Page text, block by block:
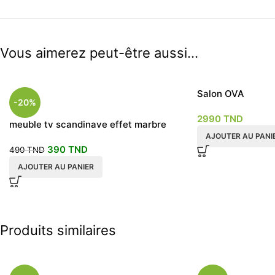
Vous aimerez peut-être aussi…
-20%
meuble tv scandinave effet marbre
490TND 390 TND
AJOUTER AU PANIER
Salon OVA
2990 TND
AJOUTER AU
Produits similaires